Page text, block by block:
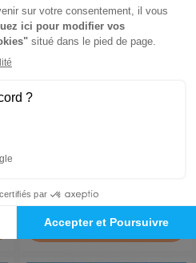
Ideat
40,00 €
Ajouter au panier